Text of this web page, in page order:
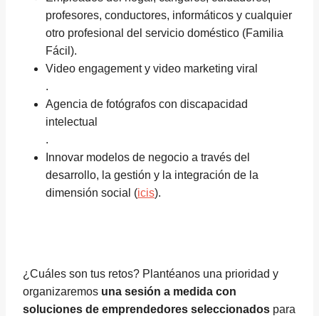
profesores, conductores, informáticos y cualquier
otro profesional del servicio doméstico (Familia
Fácil).
Video engagement y video marketing viral
.
Agencia de fotógrafos con discapacidad
intelectual
.
Innovar modelos de negocio a través del
desarrollo, la gestión y la integración de la
dimensión social (icis).
¿Cuáles son tus retos? Plantéanos una prioridad y
organizaremos una sesión a medida con
soluciones de emprendedores seleccionados para